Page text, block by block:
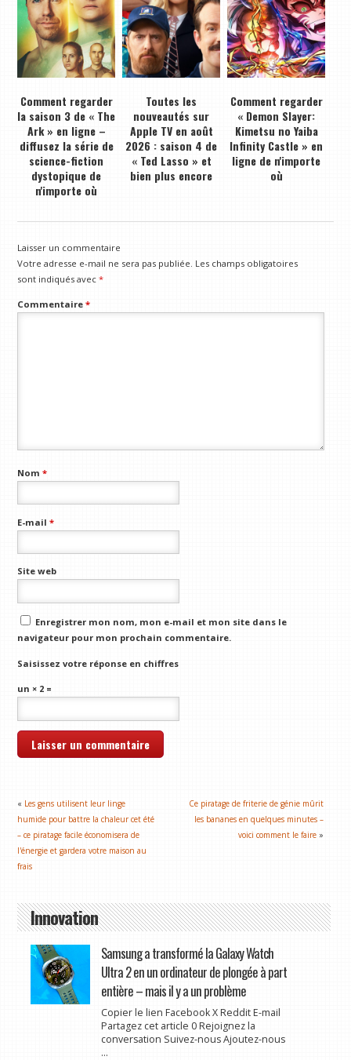
Comment regarder
la saison 3 de « The
Ark » en ligne –
diffusez la série de
science-fiction
dystopique de
n'importe où
Toutes les
nouveautés sur
Apple TV en août
2026 : saison 4 de
« Ted Lasso » et
bien plus encore
Comment regarder
« Demon Slayer:
Kimetsu no Yaiba
Infinity Castle » en
ligne de n'importe
où
Laisser un commentaire
Votre adresse e-mail ne sera pas publiée. Les champs obligatoires
sont indiqués avec*
Commentaire*
Nom*
E-mail*
Site web
Enregistrer mon nom, mon e-mail et mon site dans le
navigateur pour mon prochain commentaire.
Saisissez votre réponse en chiffres
un × 2 =
« Les gens utilisent leur linge
humide pour battre la chaleur cet été
– ce piratage facile économisera de
l'énergie et gardera votre maison au
frais
Ce piratage de friterie de génie mûrit
les bananes en quelques minutes –
voici comment le faire »
Innovation
Samsung a transformé la Galaxy Watch
Ultra 2 en un ordinateur de plongée à part
entière – mais il y a un problème
Copier le lien Facebook X Reddit E-mail
Partagez cet article 0 Rejoignez la
conversation Suivez-nous Ajoutez-nous
...